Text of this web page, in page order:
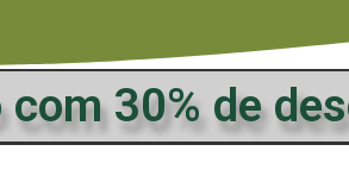
30% de